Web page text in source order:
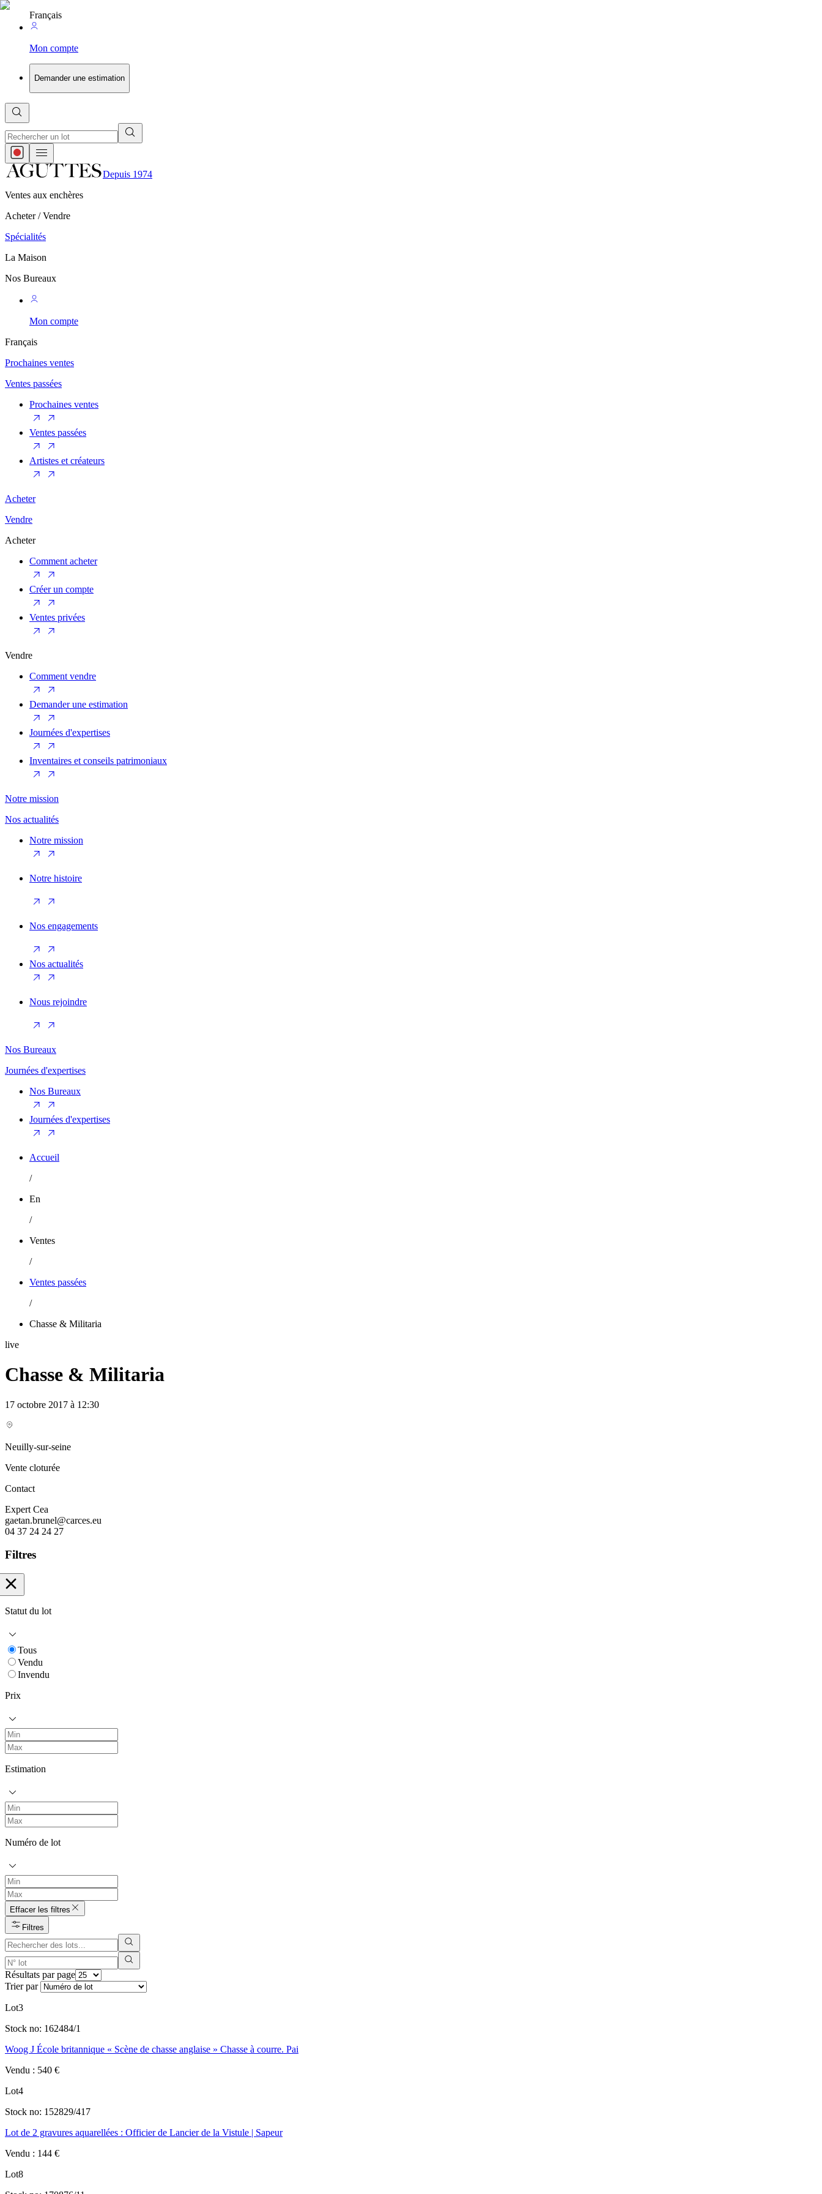
Français
Mon compte
Demander une estimation
Depuis 1974
Ventes aux enchères
Acheter / Vendre
Spécialités
La Maison
Nos Bureaux
Mon compte
Français
Prochaines ventes
Ventes passées
Prochaines ventes
Ventes passées
Artistes et créateurs
Acheter
Vendre
Acheter
Comment acheter
Créer un compte
Ventes privées
Vendre
Comment vendre
Demander une estimation
Journées d'expertises
Inventaires et conseils patrimoniaux
Notre mission
Nos actualités
Notre mission
Notre histoire
Nos engagements
Nos actualités
Nous rejoindre
Nos Bureaux
Journées d'expertises
Nos Bureaux
Journées d'expertises
Accueil
/
En
/
Ventes
/
Ventes passées
/
Chasse & Militaria
live
Chasse & Militaria
17 octobre 2017 à 12:30
Neuilly-sur-seine
Vente cloturée
Contact
Expert Cea
gaetan.brunel@carces.eu
04 37 24 24 27
Filtres
Statut du lot
Tous
Vendu
Invendu
Prix
Estimation
Numéro de lot
Effacer les filtres
Filtres
Résultats par page
Trier par
Lot3
Stock no: 162484/1
Woog J École britannique « Scène de chasse anglaise » Chasse à courre. Pai
Vendu : 540 €
Lot4
Stock no: 152829/417
Lot de 2 gravures aquarellées : Officier de Lancier de la Vistule | Sapeur
Vendu : 144 €
Lot8